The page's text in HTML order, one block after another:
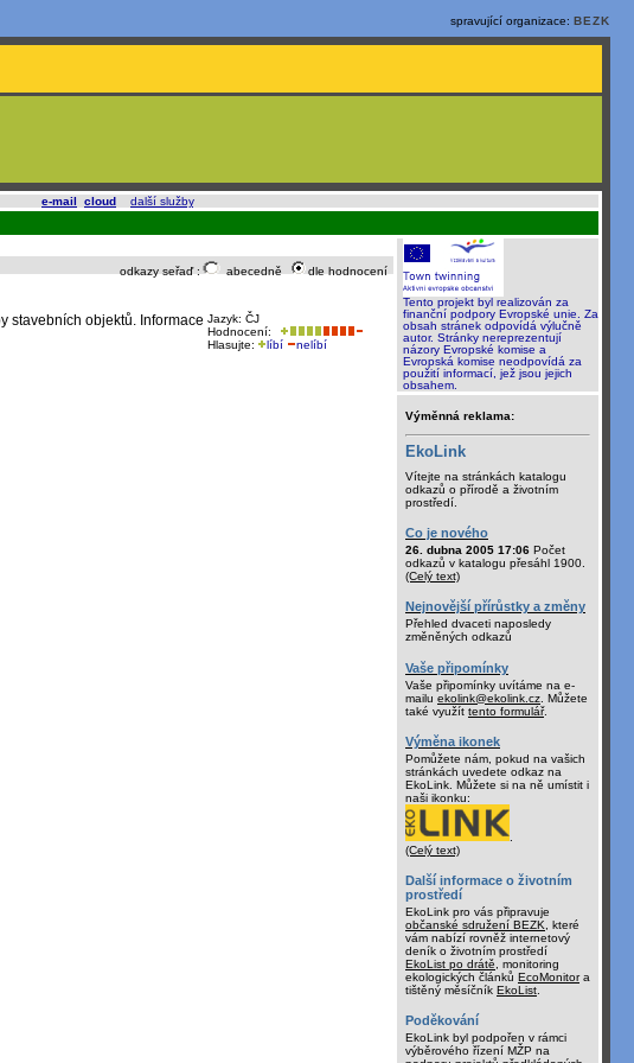
spravující organizace: BEZK
e-mail cloud další služby.
odkazy seřaď : abecedně dle hodnocení
Jazyk: ČJ
Hodnocení:
Hlasujte:
líbí nelíbí
stavebních objektů. Informace
Tento projekt byl realizován za
finanční podpory Evropské unie. Za
obsah stránek odpovídá výlučně
autor. Stránky nereprezentují
názory Evropské komise a
Evropská komise neodpovídá za
použití informací, jež jsou jejich
obsahem.
Výměnná reklama:
EkoLink
Vítejte na stránkách katalogu
odkazů o přírodě a životním
prostředí.
Co je nového
26. dubna 2005 17:06 Počet
odkazů v katalogu přesáhl 1900.
(Celý text)
Nejnovější přírůstky a změny
Přehled dvaceti naposledy
změněných odkazů
Vaše připomínky
Vaše připomínky uvítáme na e-
mailu ekolink@ekolink.cz . Můžete
také využít tento formulář.
Výměna ikonek
Pomůžete nám, pokud na vašich
stránkách uvedete odkaz na
EkoLink. Můžete si na ně umístit i
naši ikonku:
(Celý text)
Další informace o životním
prostředí
EkoLink pro vás připravuje
občanské sdružení BEZK , které
vám nabízí rovněž internetový
deník o životním prostředí
EkoList po drátě , monitoring
ekologických článků EcoMonitora
tištěný měsíčník EkoList
Poděkování
EkoLink byl podpořen v rámci
výběrového řízení MŽP na